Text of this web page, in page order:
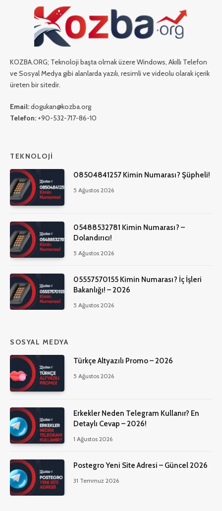
KOZBA.ORG; Teknoloji başta olmak üzere Windows, Akıllı Telefon
ve Sosyal Medya gibi alanlarda yazılı, resimli ve videolu olarak içerik
üreten bir sitedir.
Email:dogukan@kozba.org
Telefon: +90-532-717-86-10
TEKNOLOJI
08504841257 Kimin Numarası? Şüpheli!
5 Ağustos 2026
05488532781 Kimin Numarası? –
Dolandırıcı!
5 Ağustos 2026
05557570155 Kimin Numarası? İç İşleri
Bakanlığı! – 2026
5 Ağustos 2026
SOSYAL MEDYA
Türkçe Altyazılı Promo – 2026
5 Ağustos 2026
Erkekler Neden Telegram Kullanır? En
Detaylı Cevap – 2026!
1 Ağustos 2026
Postegro Yeni Site Adresi – Güncel 2026
31 Temmuz 2026